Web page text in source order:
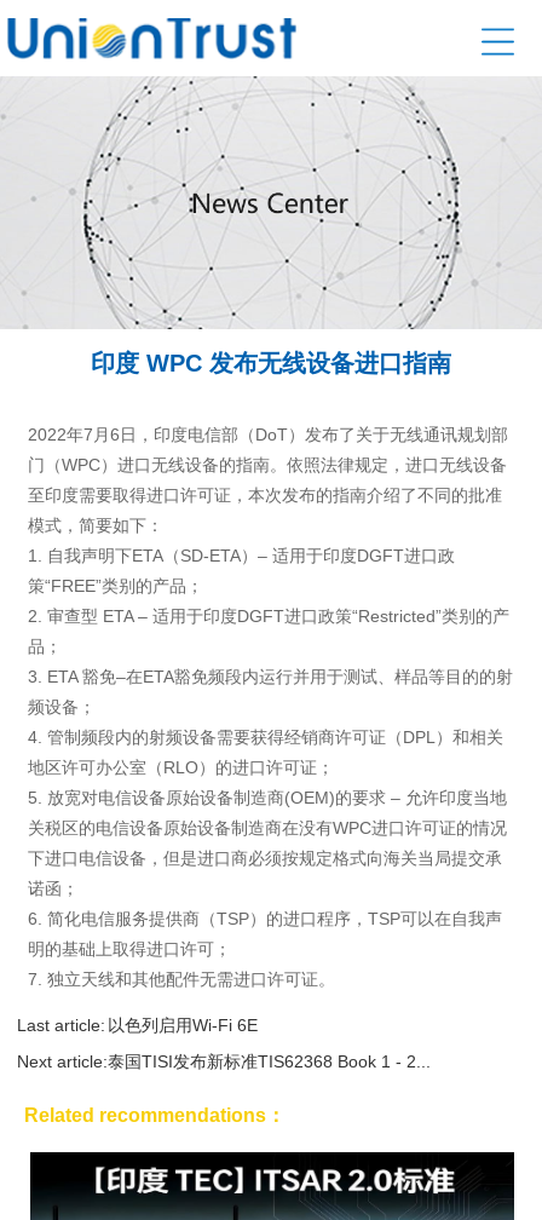
印度 WPC 发布无线设备进口指南
2022年7月6日，印度电信部（DoT）发布了关于无线通讯规划部
门（WPC）进口无线设备的指南。依照法律规定，进口无线设备
至印度需要取得进口许可证，本次发布的指南介绍了不同的批准
模式，简要如下：
1. 自我声明下ETA（SD-ETA）– 适用于印度DGFT进口政
策“FREE”类别的产品；
2. 审查型 ETA – 适用于印度DGFT进口政策“Restricted”类别的产
品；
3. ETA 豁免–在ETA豁免频段内运行并用于测试、样品等目的的射
频设备；
4. 管制频段内的射频设备需要获得经销商许可证（DPL）和相关
地区许可办公室（RLO）的进口许可证；
5. 放宽对电信设备原始设备制造商(OEM)的要求 – 允许印度当地
关税区的电信设备原始设备制造商在没有WPC进口许可证的情况
下进口电信设备，但是进口商必须按规定格式向海关当局提交承
诺函；
6. 简化电信服务提供商（TSP）的进口程序，TSP可以在自我声
明的基础上取得进口许可；
7. 独立天线和其他配件无需进口许可证。
Last article: 以色列启用Wi-Fi 6E
Next article:泰国TISI发布新标准TIS62368 Book 1 - 2...
Related recommendations：